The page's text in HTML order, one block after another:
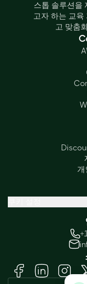
스톱 솔루션을
고자 하는 교
고 맞춤
개